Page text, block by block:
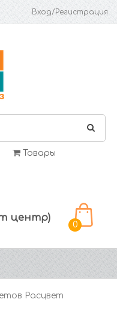
Вход/Регистрация
Товары
центр)
0
Расцвет